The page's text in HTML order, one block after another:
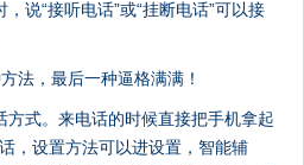
说“接听电话”或“挂断电话”可以接
方式。来电话的时候直接把手机拿起
，设置方法可以进设置，智能辅